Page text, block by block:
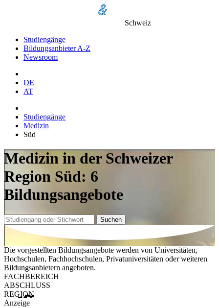
Schweiz
Studiengänge
Bildungsanbieter A-Z
Newsroom
DE
AT
Studiengänge
Medizin
Süd
Medizin in der Schweizer
Region Süd: 6
Bildungsangebote
Suchen
Die vorgestellten Bildungsangebote werden von Universitäten,
Hochschulen, Fachhochschulen, Privatuniversitäten oder weiteren
Bildungsanbietern angeboten.
FACHBEREICH
ABSCHLUSS
REGION
Anzeige